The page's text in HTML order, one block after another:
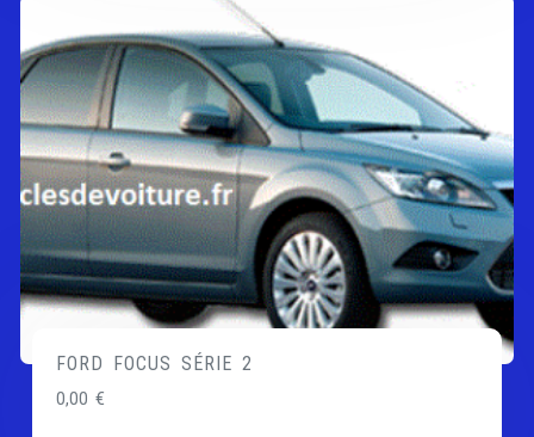
FORD FOCUS SÉRIE 2
0,00€